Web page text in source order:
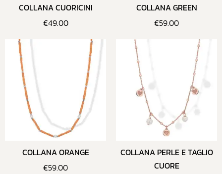
COLLANA CUORICINI
€49.00
COLLANA GREEN
€59.00
COLLANA ORANGE
€59.00
COLLANA PERLE E TAGLIO
CUORE